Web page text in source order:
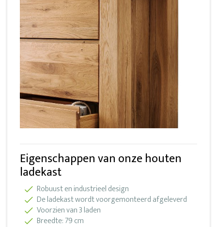
Eigenschappen van onze houten
ladekast
Robuust en industrieel design
De ladekast wordt voorgemonteerd afgeleverd
Voorzien van 3 laden
Breedte: 79 cm